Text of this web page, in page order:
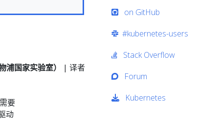
国家实验室） | 译者
要
动
on GitHub
#kubernetes-users
Stack Overflow
Forum
Kubernetes